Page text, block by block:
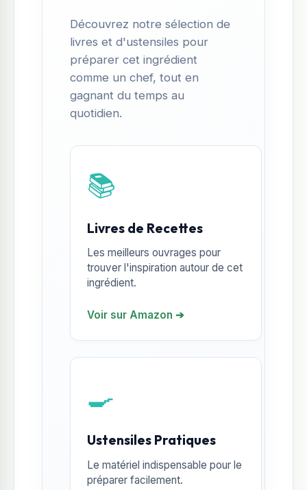
Découvrez notre sélection de
livres et d'ustensiles pour
préparer cet ingrédient
comme un chef, tout en
gagnant du temps au
quotidien.
📚
Livres de Recettes
Les meilleurs ouvrages pour
trouver l'inspiration autour de cet
ingrédient.
Voir sur Amazon ➔
🍳
Ustensiles Pratiques
Le matériel indispensable pour le
préparer facilement.